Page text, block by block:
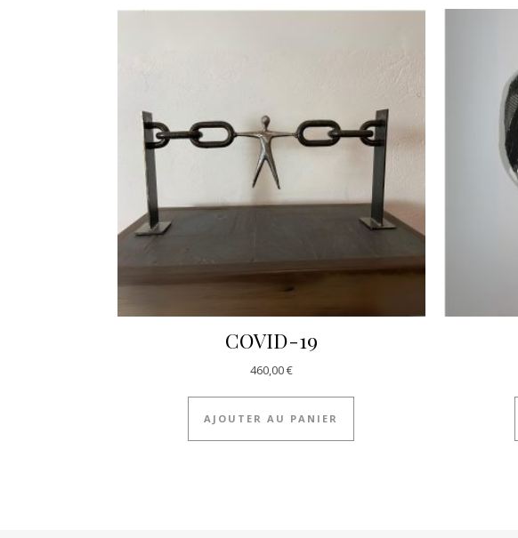
COVID-19
460,00€
AJOUTER AU PANIER